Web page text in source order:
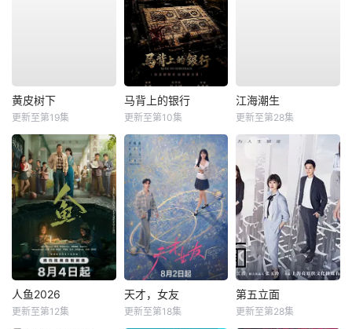
黄皮树下
更新至第19集
马背上的银行
更新至第10集
江海潮生
更新至第28集
人鱼2026
更新至第12集
天才，女友
更新至第18集
第五立面
更新至第28集